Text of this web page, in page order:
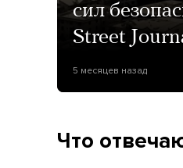
сил
Street
5 месяцев назад
Что